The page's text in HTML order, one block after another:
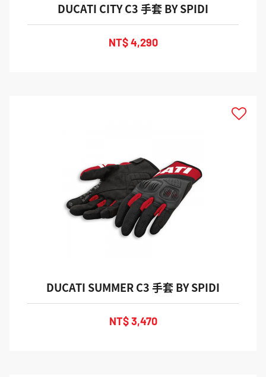
DUCATI CITY C3 手套 BY SPIDI
NT$ 4,290
DUCATI SUMMER C3 手套 BY SPIDI
NT$ 3,470